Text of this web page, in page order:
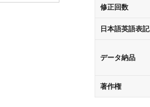
修正回数
日本語英語表記
データ納品
著作権